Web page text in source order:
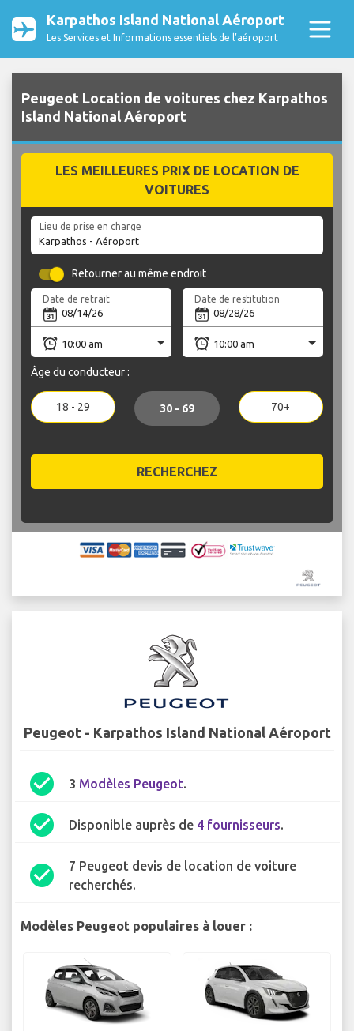
Karpathos Island National Aéroport
Les Services et Informations essentiels de l’aéroport
Peugeot Location de voitures chez Karpathos
Island National Aéroport
LES MEILLEURES PRIX DE LOCATION DE
VOITURES
Lieu de prise en charge
Retourner au même endroit
Date de retrait Date de restitution
Âge du conducteur :
18 - 29 30 - 69 70+
RECHERCHEZ
Peugeot - Karpathos Island National Aéroport
check_circle 3 Modèles Peugeot.
check_circle Disponible auprès de 4 fournisseurs.
check_circle
7 Peugeot devis de location de voiture
recherchés.
Modèles Peugeot populaires à louer :